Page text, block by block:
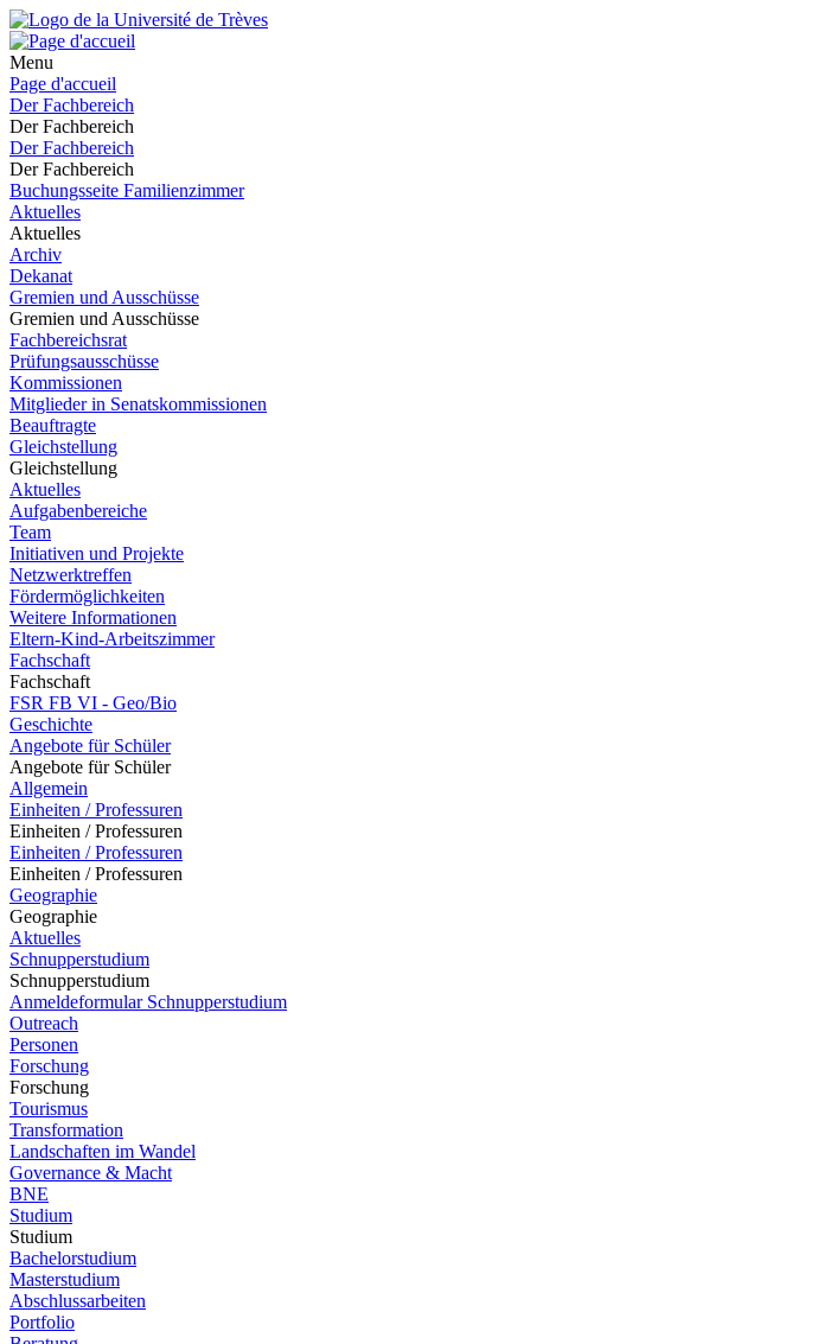
Menu
Page d'accueil
Der Fachbereich
Der Fachbereich
Der Fachbereich
Der Fachbereich
Buchungsseite Familienzimmer
Aktuelles
Aktuelles
Archiv
Dekanat
Gremien und Ausschüsse
Gremien und Ausschüsse
Fachbereichsrat
Prüfungsausschüsse
Kommissionen
Mitglieder in Senatskommissionen
Beauftragte
Gleichstellung
Gleichstellung
Aktuelles
Aufgabenbereiche
Team
Initiativen und Projekte
Netzwerktreffen
Fördermöglichkeiten
Weitere Informationen
Eltern-Kind-Arbeitszimmer
Fachschaft
Fachschaft
FSR FB VI - Geo/Bio
Geschichte
Angebote für Schüler
Angebote für Schüler
Allgemein
Einheiten / Professuren
Einheiten / Professuren
Einheiten / Professuren
Einheiten / Professuren
Geographie
Geographie
Aktuelles
Schnupperstudium
Schnupperstudium
Anmeldeformular Schnupperstudium
Outreach
Personen
Forschung
Forschung
Tourismus
Transformation
Landschaften im Wandel
Governance & Macht
BNE
Studium
Studium
Bachelorstudium
Masterstudium
Abschlussarbeiten
Portfolio